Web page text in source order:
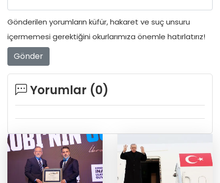
Gönderilen yorumların küfür, hakaret ve suç unsuru
içermemesi gerektiğini okurlarımıza önemle hatırlatırız!
Gönder
Yorumlar (0)